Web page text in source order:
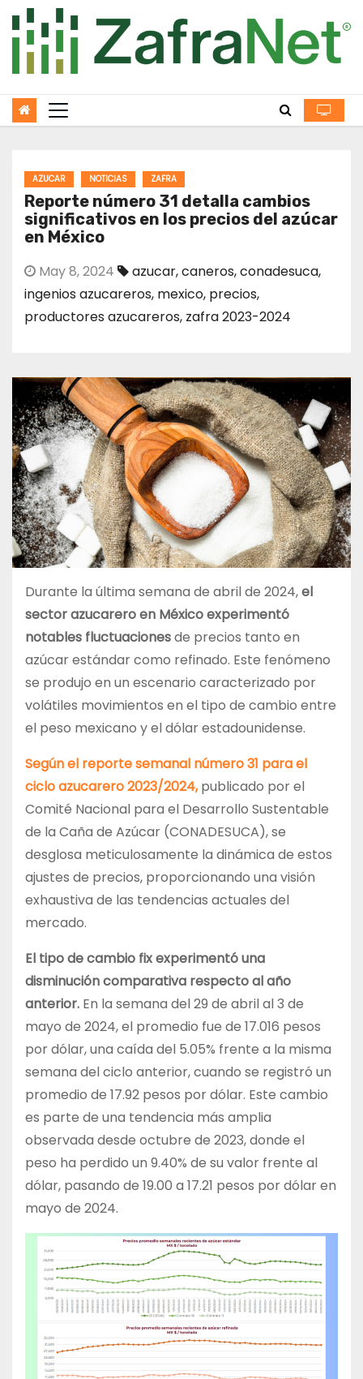
to
content
AZUCAR NOTICIAS ZAFRA
Reporte número 31 detalla cambios
significativos en los precios del azúcar
en México
May 8, 2024 azucar,caneros,conadesuca,
ingenios azucareros, mexico, precios,
productores azucareros, zafra 2023-2024
Durante la última semana de abril de 2024,el
sector azucarero en México experimentó
notables fluctuacionesde precios tanto en
azúcar estándar como refinado. Este fenómeno
se produjo en un escenario caracterizado por
volátiles movimientos en el tipo de cambio entre
el peso mexicano y el dólar estadounidense.
Según el reporte semanal número 31 para el
ciclo azucarero 2023/2024,publicado por el
Comité Nacional para el Desarrollo Sustentable
de la Caña de Azúcar (CONADESUCA), se
desglosa meticulosamente la dinámica de estos
ajustes de precios, proporcionando una visión
exhaustiva de las tendencias actuales del
mercado.
El tipo de cambio fix experimentó una
disminución comparativa respecto al año
anterior. En la semana del 29 de abril al 3 de
mayo de 2024, el promedio fue de 17.016 pesos
por dólar, una caída del 5.05% frente a la misma
semana del ciclo anterior, cuando se registró un
promedio de 17.92 pesos por dólar. Este cambio
es parte de una tendencia más amplia
observada desde octubre de 2023, donde el
peso ha perdido un 9.40% de su valor frente al
dólar, pasando de 19.00 a 17.21 pesos por dólar en
mayo de 2024.